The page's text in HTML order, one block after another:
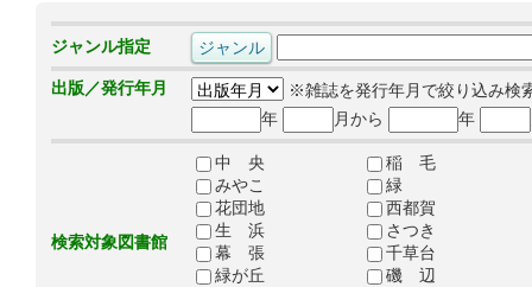
ジャンル指定
出版／発行年月
※雑誌を発行年月で絞り込み検
年
月から 年
検索対象図書館
中 央
稲 毛
みやこ
緑
花団地
西都賀
生 浜
さつき
幕 張
千草台
緑が丘
磯 辺